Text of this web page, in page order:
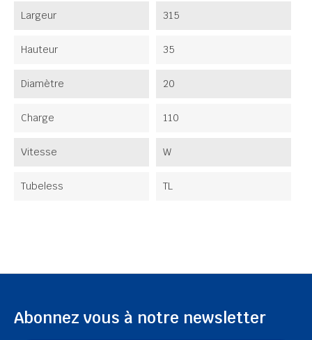
Largeur 315
Hauteur 35
Diamètre 20
Charge 110
Vitesse W
Tubeless TL
Abonnez vous à notre newsletter